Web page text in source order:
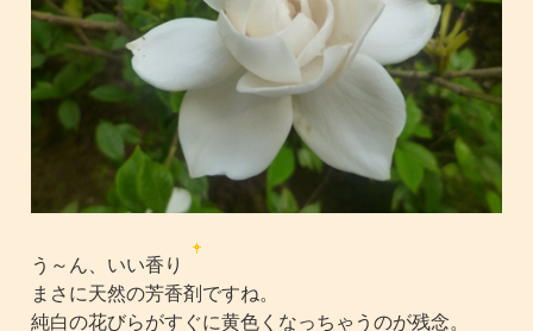
う～ん、いい香り
まさに天然の芳香剤ですね。
純白の花びらがすぐに黄色くなっちゃうのが残念。